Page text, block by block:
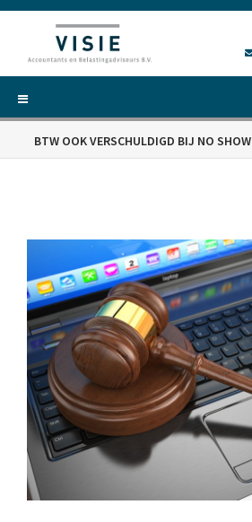
BTW OOK VERSCHULDIGD BIJ NO SHOW